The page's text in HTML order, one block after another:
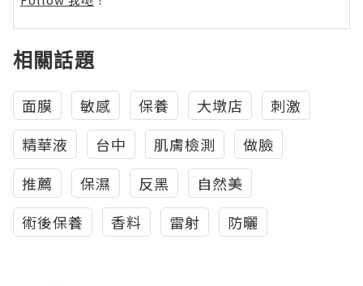
相關話題
面膜 敏感 保養 大墩店
刺激
精華液
台中 肌膚檢測
做臉
推薦
保濕 反黑
自然美
術後保養
香料 雷射 防曬